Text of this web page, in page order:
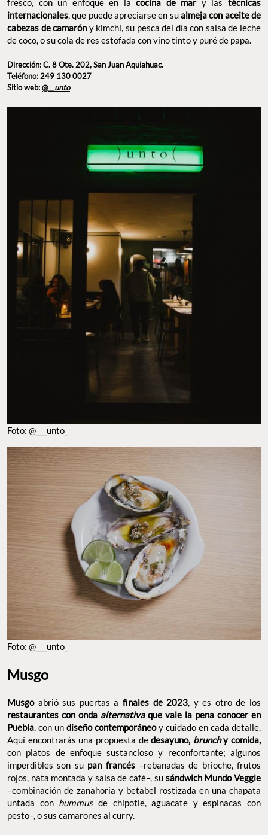
fresco, con un enfoque en la cocina de mary las técnicas
internacionales, que puede apreciarse en sualmeja con aceite de
cabezas de camarón y kimchi, su pesca del día con salsa de leche
de coco, o su cola de res estofada con vino tinto y puré de papa.
Dirección: C. 8 Ote. 202, San Juan Aquiahuac.
Teléfono: 249 130 0027
Sitio web:@ __unto
Foto: @___unto_
Foto: @___unto_
Musgo
Musgoabrió sus puertas a finales de 2023, y es otro de los
restaurantes con onda alternativaque vale la pena conocer en
Puebla, con un diseño contemporáneoy cuidado en cada detalle.
Aquí encontrarás una propuesta dedesayuno, brunchy comida,
con platos de enfoque sustancioso y reconfortante; algunos
imperdibles son su pan francés–rebanadas de brioche, frutos
rojos, nata montada y salsa de café–, su sándwich Mundo Veggie
–combinación de zanahoria y betabel rostizada en una chapata
untada con hummusde chipotle, aguacate y espinacas con
pesto–, o sus camarones al curry.